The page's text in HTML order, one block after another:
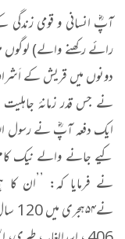
آپؓ انسانی و قومی
رائے رکھنے والے) لوگوں
دونوں میں قریش کے
نے جس قدر زمانۂ
ایک دفعہ آپؓ نے رسول
کیے جانے والے نیک
نے فرمایا کہ: ’’ان
نے۵۴